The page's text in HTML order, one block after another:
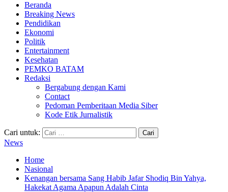
Beranda
Breaking News
Pendidikan
Ekonomi
Politik
Entertainment
Kesehatan
PEMKO BATAM
Redaksi
Bergabung dengan Kami
Contact
Pedoman Pemberitaan Media Siber
Kode Etik Jurnalistik
Cari untuk:
News
Home
Nasional
Kenangan bersama Sang Habib Jafar Shodiq Bin Yahya,
Hakekat Agama Apapun Adalah Cinta